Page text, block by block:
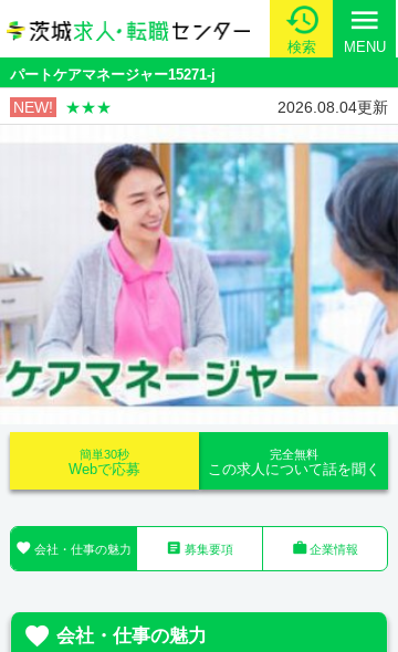
検索
menu
MENU
パートケアマネージャー15271-j
NEW! ★★★ 2026.08.04更新
完全無料
この求人について話を聞く
簡単30秒
Webで応募
 会社・仕事の魅力  募集要項 企業情報
 会社・仕事の魅力